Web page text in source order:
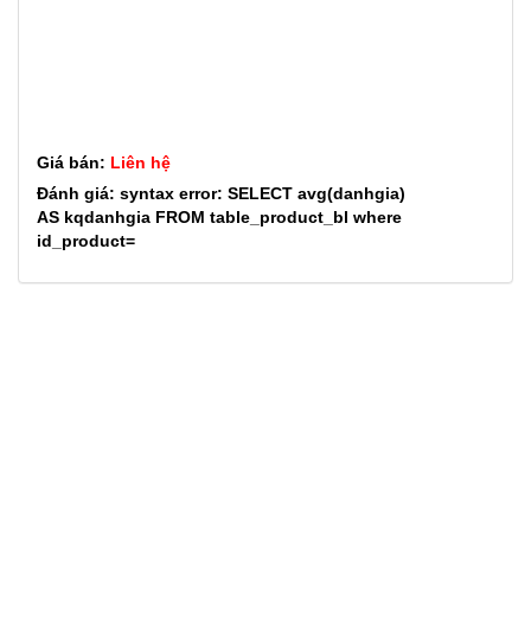
Giá bán: Liên hệ
Đánh giá: syntax error: SELECT avg(danhgia)
AS kqdanhgia FROM table_product_bl where
id_product=